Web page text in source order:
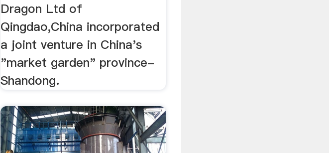
Dragon Ltd of
Qingdao,China incorporated
a joint venture in China's
"market garden" province-
Shandong.